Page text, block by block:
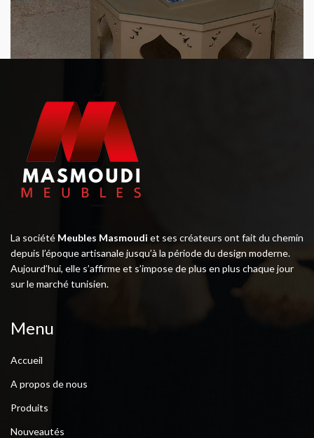
La société Meubles Masmoudi et ses créateurs ont fait du chemin
depuis l’époque artisanale jusqu’à la période du design moderne.
Aujourd’hui, elle s’affirme et s’impose de plus en plus chaque jour
sur le marché tunisien.
Menu
Accueil
A propos de nous
Produits
Nouveautés